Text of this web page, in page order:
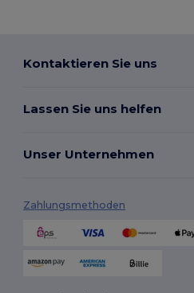
Kontaktieren Sie uns
Lassen Sie uns helfen
Unser Unternehmen
Zahlungsmethoden